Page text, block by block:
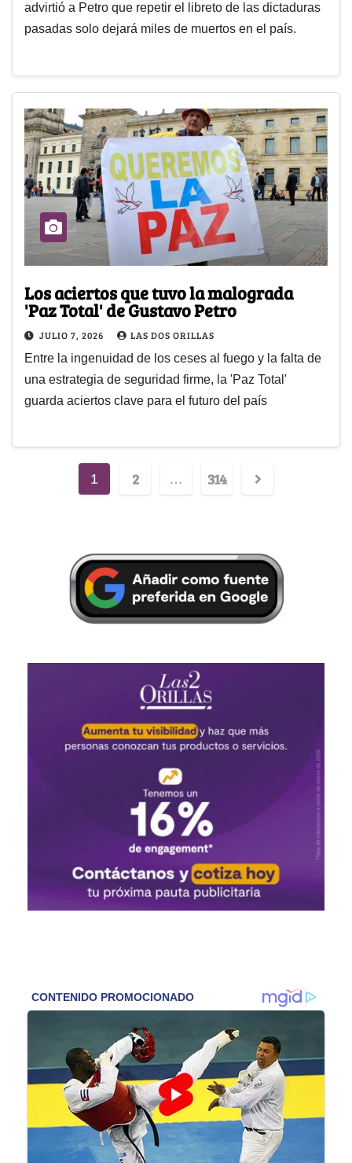
advirtió a Petro que repetir el libreto de las dictaduras
pasadas solo dejará miles de muertos en el país.
Los aciertos que tuvo la malograda
'Paz Total' de Gustavo Petro
JULIO 7, 2026 LAS DOS ORILLAS
Entre la ingenuidad de los ceses al fuego y la falta de
una estrategia de seguridad firme, la 'Paz Total'
guarda aciertos clave para el futuro del país
1 2 … 314